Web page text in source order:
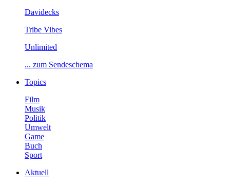
Davidecks
TribeVibes
Unlimited
...zumSendeschema
Topics
Film
Musik
Politik
Umwelt
Game
Buch
Sport
Aktuell